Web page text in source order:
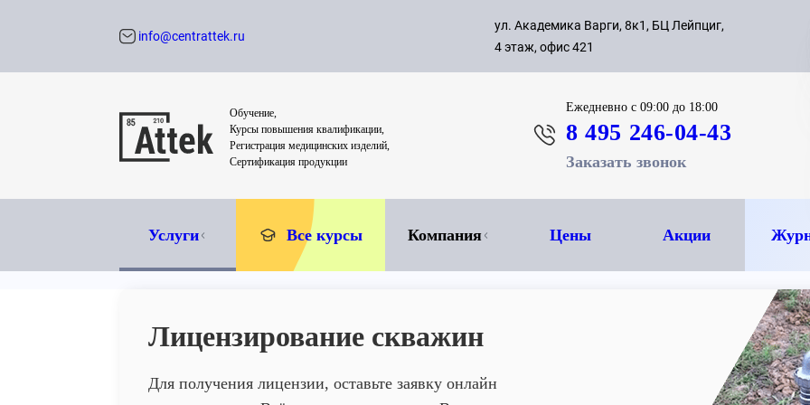
с 09:00
8 495
info@centrattek.ru
ул. Академика Варги, 8к1, БЦ Лейпциг,
4 этаж, офис 421
Обучение,
Курсы повышения квалификации,
Регистрация медицинских изделий,
Сертификация продукции
Ежедневнос 09:00 до 18:00
8 495 246-04-43
Заказать звонок
Услуги Все курсы Компания Цены Акции
Лицензирование скважин
Для получения лицензии, оставьте заявку онлайн